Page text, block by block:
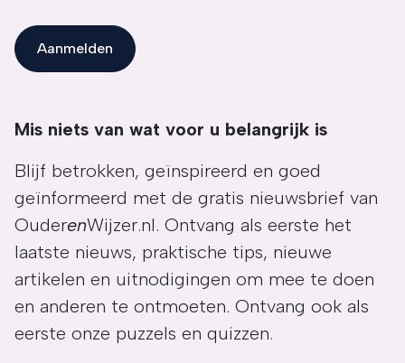
Aanmelden
Mis niets van wat voor u belangrijk is
Blijf betrokken, geïnspireerd en goed
geïnformeerd met de gratis nieuwsbrief van
OuderenWijzer.nl. Ontvang als eerste het
laatste nieuws, praktische tips, nieuwe
artikelen en uitnodigingen om mee te doen
en anderen te ontmoeten. Ontvang ook als
eerste onze puzzels en quizzen.